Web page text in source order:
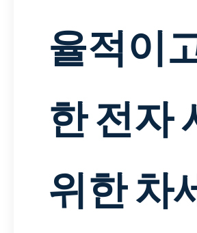
율적이
한 전자
위한 차